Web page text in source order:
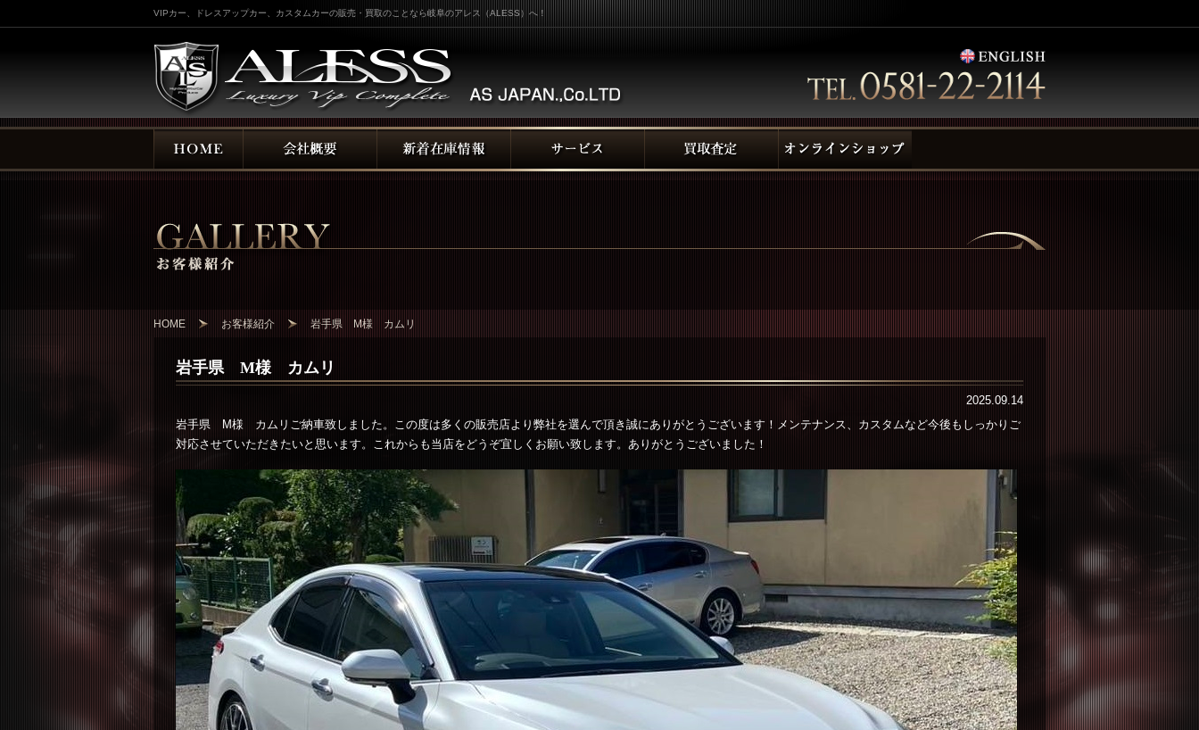
VIPカー、ドレスアップカー、カスタムカーの販売・買取のことなら岐阜のアレス（ALESS）へ！
HOME お客様紹介 岩手県 M様 カムリ
岩手県 M様 カムリ
2025.09.14
岩手県 M様 カムリご納車致しました。この度は多くの販売店より弊社を選んで頂き誠にありがとうございます！メンテナンス、カスタムなど今後もしっかりご
対応させていただきたいと思います。これからも当店をどうぞ宜しくお願い致します。ありがとうございました！